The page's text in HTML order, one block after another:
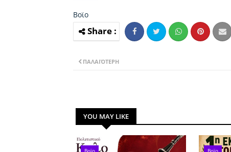
Βοϊο
ΠΑΛΑΙΌΤΕΡΗ
YOU MAY LIKE
Βοϊο Βοϊο